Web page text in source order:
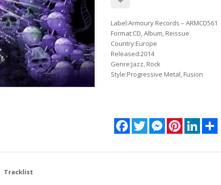
Label:Armoury Records ‎– ARMCD561
Format:CD, Album, Reissue
Country:Europe
Released:2014
Genre:Jazz, Rock
Style:Progressive Metal, Fusion
Facebook
Twitter MessengerPinterestLinkedIn
Tracklist